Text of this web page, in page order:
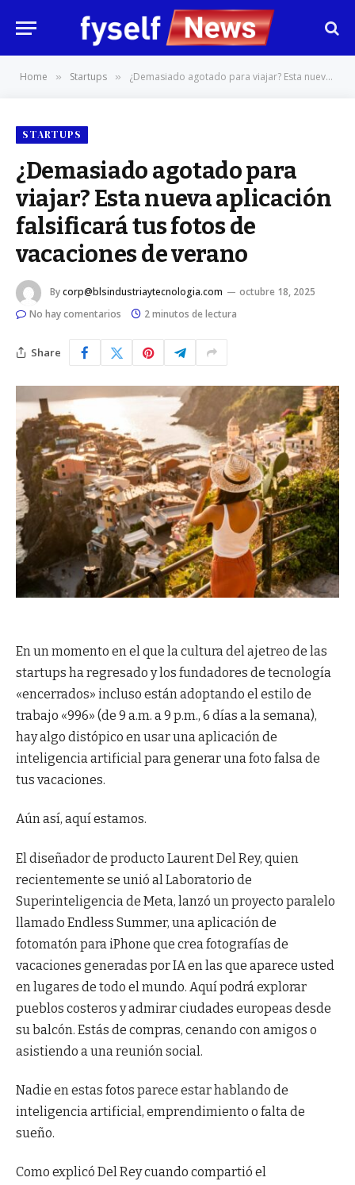
Home » Startups » ¿Demasiado agotado para viajar? Esta nueva aplicación falsificará tus fotos de vacaciones de verano
STARTUPS
¿Demasiado agotado para
viajar? Esta nueva aplicación
falsificará tus fotos de
vacaciones de verano
Bycorp@blsindustriaytecnologia.com
octubre 18, 2025
No hay comentarios
2 minutos de lectura
Share
En un momento en el que la cultura del ajetreo de las
startups ha regresado y los fundadores de tecnología
«encerrados» incluso están adoptando el estilo de
trabajo «996» (de 9 a.m. a 9 p.m., 6 días a la semana),
hay algo distópico en usar una aplicación de
inteligencia artificial para generar una foto falsa de
tus vacaciones.
Aún así, aquí estamos.
El diseñador de producto Laurent Del Rey, quien
recientemente se unió al Laboratorio de
Superinteligencia de Meta, lanzó un proyecto paralelo
llamado Endless Summer, una aplicación de
fotomatón para iPhone que crea fotografías de
vacaciones generadas por IA en las que aparece usted
en lugares de todo el mundo. Aquí podrá explorar
pueblos costeros y admirar ciudades europeas desde
su balcón. Estás de compras, cenando con amigos o
asistiendo a una reunión social.
Nadie en estas fotos parece estar hablando de
inteligencia artificial, emprendimiento o falta de
sueño.
Como explicó Del Rey cuando compartió el